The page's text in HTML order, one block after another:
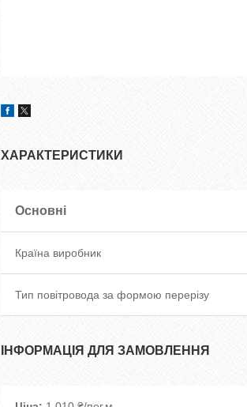
ХАРАКТЕРИСТИКИ
Основні
Країна виробник
Тип повітровода за формою перерізу
ІНФОРМАЦІЯ ДЛЯ ЗАМОВЛЕННЯ